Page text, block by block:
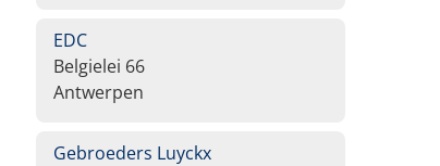
EDC
Belgielei 66
Antwerpen
Gebroeders Luyckx